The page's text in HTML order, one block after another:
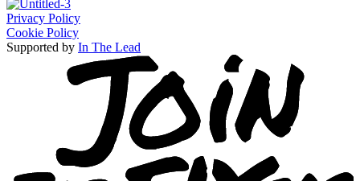
Privacy Policy
Cookie Policy
Supported by In The Lead